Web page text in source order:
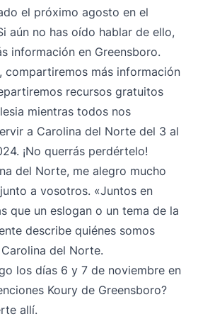
el próximo agosto en el
aún no has oído hablar de ello,
información en Greensboro.
compartiremos más información
recursos gratuitos
mientras todos nos
a Carolina del Norte del 3 al
¡No querrás perdértelo!
del Norte, me alegro mucho
a vosotros. «Juntos en
que un eslogan o un tema de la
describe quiénes somos
del Norte.
los días 6 y 7 de noviembre en
Koury de Greensboro?
allí.